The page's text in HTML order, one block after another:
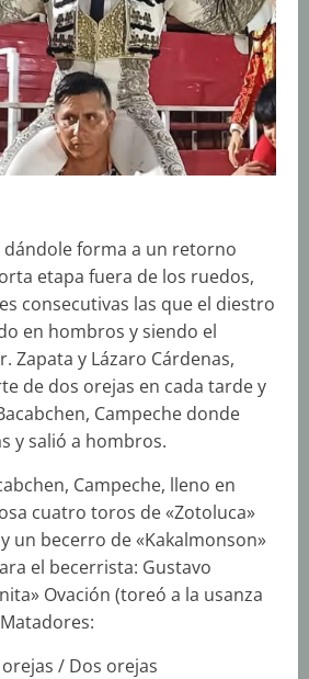
dándole forma a un retorno
etapa fuera de los ruedos,
consecutivas las que el diestro
en hombros y siendo el
Zapata y Lázaro Cárdenas,
de dos orejas en cada tarde y
Campeche donde
y salió a hombros.
Campeche, lleno en
cuatro toros de «Zotoluca»
un becerro de «Kakalmonson»
el becerrista: Gustavo
Ovación (toreó a la usanza
/ Dos orejas